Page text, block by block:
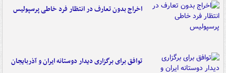
اخراج بدون تعارف در انتظار فرد خاطی پرسپولیس
توافق برای برگزاری دیدار دوستانه ایران و آذربایجان